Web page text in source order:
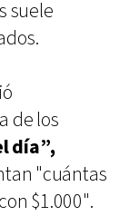
suele
de los
día”,
"cuántas
$1.000".